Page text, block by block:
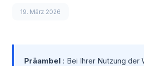
19. März 2026
Präambel : Bei Ihrer Nutzung der